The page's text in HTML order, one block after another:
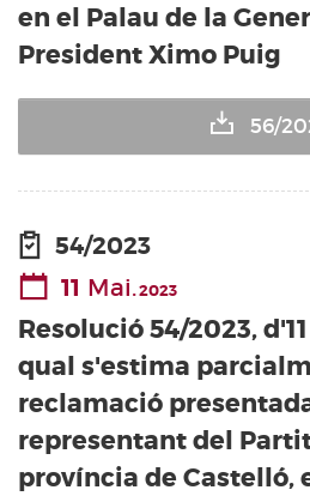
en el Palau de la
President Ximo Puig
56/
54/2023
11 Mai.2023
Resolució 54/2023,
qual s'estima
reclamació
representant del
província de Castelló,